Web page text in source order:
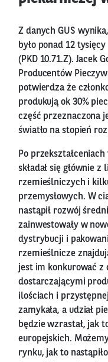
Z danych GUS
było ponad 12
(PKD 10.71.Z). Jacek
Producentów
potwierdza że
produkują ok 30%
część przeznaczona
światło na stopień
Po
składał się głównie
rzemieślniczych i
przemysłowych. W
nastąpił rozwój
zainwestowały w
dystrybucji i
rzemieślnicze
jest im konkurować z
dostarczającymi
ilościach i
zamykała, a udział
będzie wzrastał, jak
europejskich.
rynku, jak to